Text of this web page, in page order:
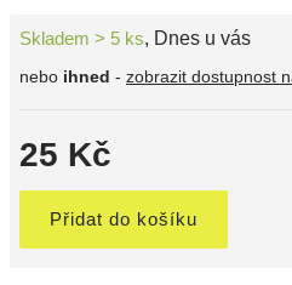
Skladem > 5 ks, Dnes u vás
nebo ihned - zobrazit dostupnost
25 Kč
Přidat do košíku